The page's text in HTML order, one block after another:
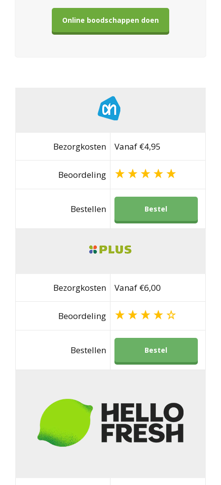
Online boodschappen doen
Bezorgkosten Vanaf €4,95
Beoordeling
Bestellen Bestel
Bezorgkosten Vanaf €6,00
Beoordeling
Bestellen Bestel